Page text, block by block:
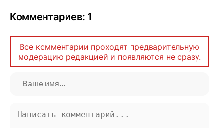
Комментариев: 1
Все комментарии проходят предварительную
модерацию редакцией и появляются не сразу.